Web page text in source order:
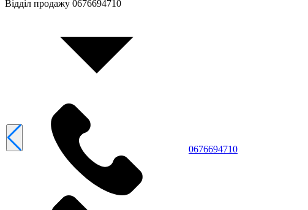
Відділ продажу 0676694710
0676694710